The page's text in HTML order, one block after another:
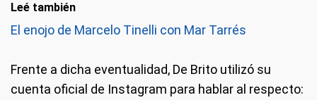
Leé también
El enojo de Marcelo Tinelli con Mar Tarrés
Frente a dicha eventualidad, De Brito utilizó su
cuenta oficial de Instagram para hablar al respecto: